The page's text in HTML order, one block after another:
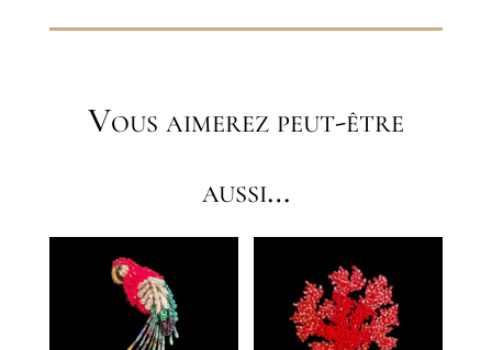
Vous aimerez peut-être
aussi…